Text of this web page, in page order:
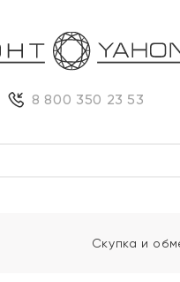
8 800 350 23 53
Скупка и